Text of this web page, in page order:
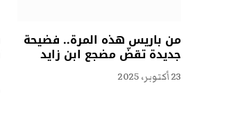
من باريس هذه المرة.. فضيحة
جديدة تقضّ مضجع ابن زايد
23 أكتوبر، 2025